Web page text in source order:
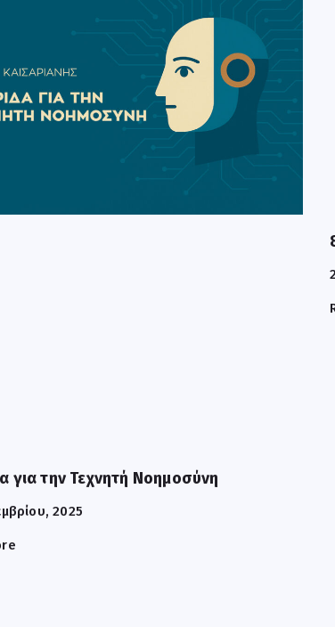
για την Τεχνητή Νοημοσύνη
2025